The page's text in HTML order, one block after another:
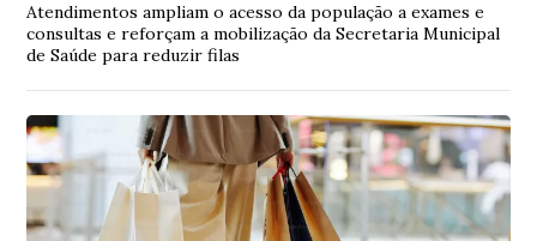
Atendimentos ampliam o acesso da população a exames e
consultas e reforçam a mobilização da Secretaria Municipal
de Saúde para reduzir filas